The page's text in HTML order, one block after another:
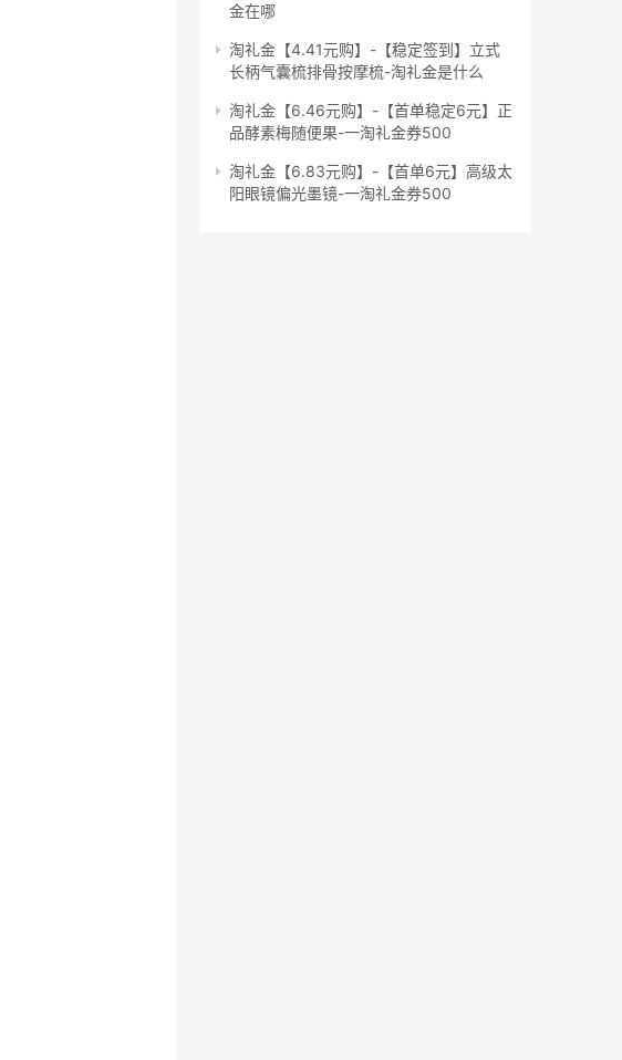
金在哪
淘礼金【4.41元购】-【稳定签到】立式
长柄气囊梳排骨按摩梳-淘礼金是什么
淘礼金【6.46元购】-【首单稳定6元】正
品酵素梅随便果-一淘礼金券500
淘礼金【6.83元购】-【首单6元】高级太
阳眼镜偏光墨镜-一淘礼金券500